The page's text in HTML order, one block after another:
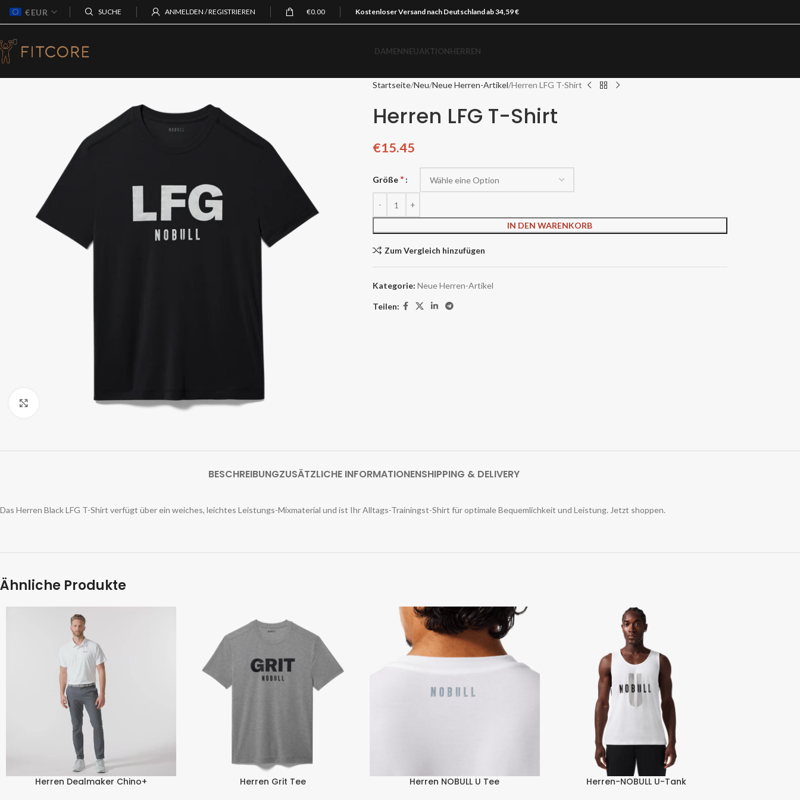
€EUR SUCHE ANMELDEN / REGISTRIEREN €0.00 Kostenloser Versand nach Deutschland ab 34,59 €
DAMENNEUAKTIONHERREN
Zum Vergrößern klicken
Startseite Neu Neue Herren-Artikel Herren LFG T-Shirt
Herren LFG T-Shirt
€15.45
Größe *
IN DEN WARENKORB
Zum Vergleich hinzufügen
Kategorie: Neue Herren-Artikel
Teilen:
BESCHREIBUNGZUSÄTZLICHE INFORMATIONENSHIPPING & DELIVERY
Das Herren Black LFG T-Shirt verfügt über ein weiches, leichtes Leistungs-Mixmaterial und ist Ihr Alltags-Trainingst-Shirt für optimale Bequemlichkeit und Leistung. Jetzt shoppen.
Ähnliche Produkte
Herren Dealmaker Chino+ Herren Grit Tee Herren NOBULL U Tee Herren-NOBULL U-Tank